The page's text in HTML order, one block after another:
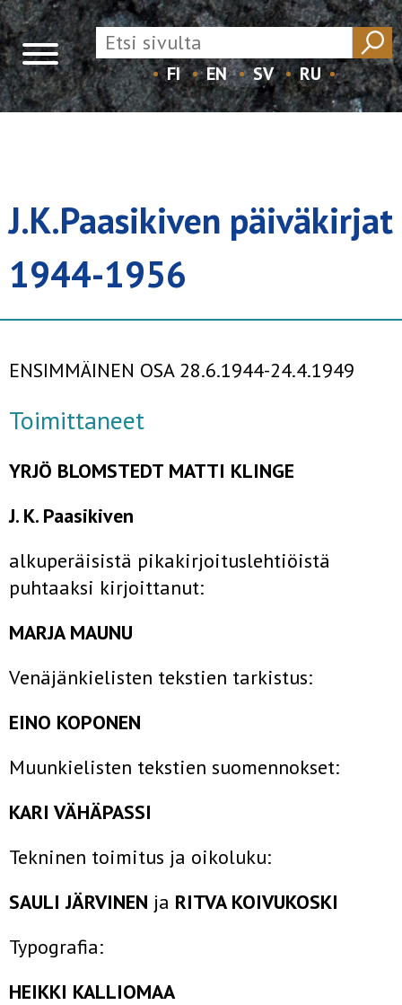
FI EN SV RU
J.K.Paasikiven päiväkirjat
1944-1956
ENSIMMÄINEN OSA 28.6.1944-24.4.1949
Toimittaneet
YRJÖ BLOMSTEDT MATTI KLINGE
J. K. Paasikiven
alkuperäisistä pikakirjoituslehtiöistä
puhtaaksi kirjoittanut:
MARJA MAUNU
Venäjänkielisten tekstien tarkistus:
EINO KOPONEN
Muunkielisten tekstien suomennokset:
KARI VÄHÄPASSI
Tekninen toimitus ja oikoluku:
SAULI JÄRVINEN ja RITVA KOIVUKOSKI
Typografia:
HEIKKI KALLIOMAA